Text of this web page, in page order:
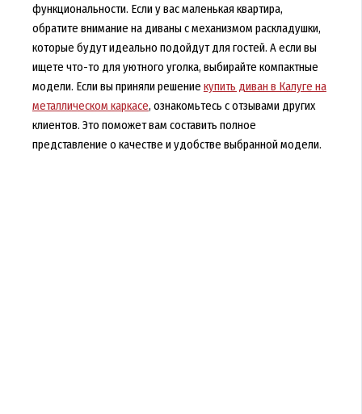
функциональности. Если у вас маленькая квартира,
обратите внимание на диваны с механизмом раскладушки,
которые будут идеально подойдут для гостей. А если вы
ищете что-то для уютного уголка, выбирайте компактные
модели. Если вы приняли решение купить диван в Калуге на
металлическом каркасе, ознакомьтесь с отзывами других
клиентов. Это поможет вам составить полное
представление о качестве и удобстве выбранной модели.